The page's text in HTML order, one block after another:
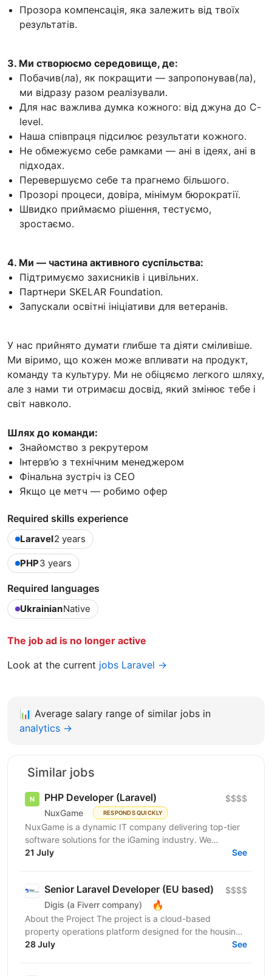
Прозора компенсація, яка залежить від твоїх
результатів.
3. Ми створюємо середовище, де:
Побачив(ла), як покращити — запропонував(ла),
ми відразу разом реалізували.
Для нас важлива думка кожного: від джуна до C-
level.
Наша співпраця підсилює результати кожного.
Не обмежуємо себе рамками — ані в ідеях, ані в
підходах.
Перевершуємо себе та прагнемо більшого.
Прозорі процеси, довіра, мінімум бюрократії.
Швидко приймаємо рішення, тестуємо,
зростаємо.
4. Ми — частина активного суспільства:
Підтримуємо захисників і цивільних.
Партнери SKELAR Foundation.
Запускали освітні ініціативи для ветеранів.
У нас прийнято думати глибше та діяти сміливіше.
Ми віримо, що кожен може впливати на продукт,
команду та культуру. Ми не обіцяємо легкого шляху,
але з нами ти отримаєш досвід, який змінює тебе і
світ навколо.
Шлях до команди:
Знайомство з рекрутером
Інтерв’ю з технічним менеджером
Фінальна зустріч із СЕО
Якщо це метч — робимо офер
Required skills experience
Laravel2 years
PHP3 years
Required languages
UkrainianNative
The job ad is no longer active
Look at the current jobs Laravel →
📊 Average salary range of similar jobs in
analytics →
Similar jobs
PHP Developer (Laravel)
NuxGame RESPONDS QUICKLY
$$$$
NuxGame is a dynamic IT company delivering top-tier
software solutions for the iGaming industry. We
empower operators of all sizes to expand into new...
21 July See
Senior Laravel Developer (EU based)
Digis (a Fiverr company) 🔥
$$$$
About the Project The project is a cloud-based
property operations platform designed for the housing
sector. It connects housing providers, property...
28 July See